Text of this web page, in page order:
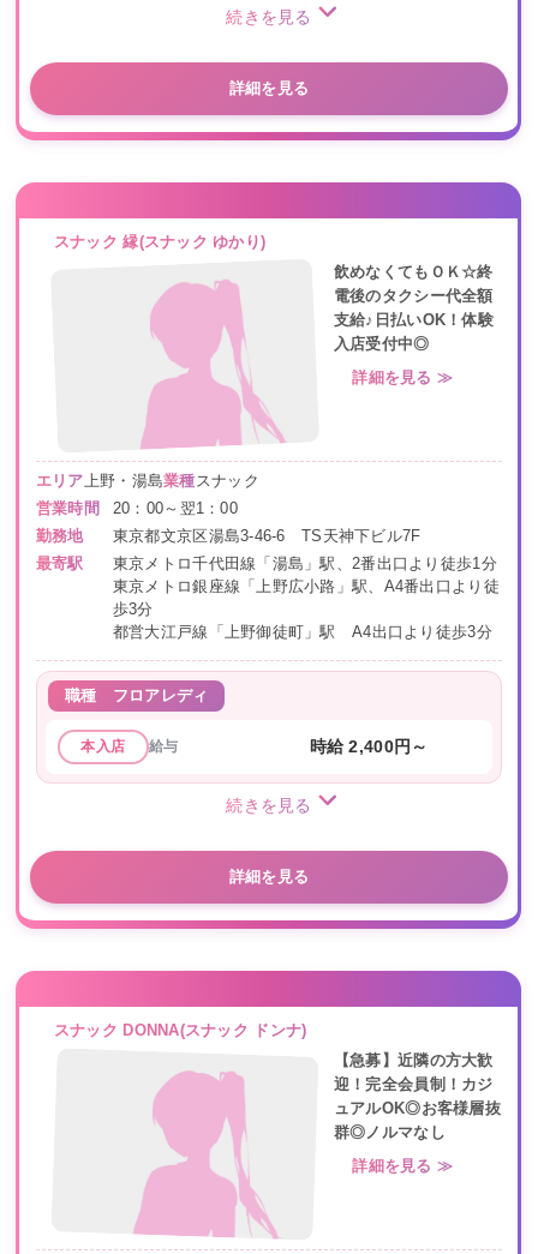
続きを見る
詳細を見る
スナック 縁(スナック ゆかり)
飲めなくてもＯＫ☆終
電後のタクシー代全額
支給♪日払いOK！体験
入店受付中◎
詳細を見る ≫
エリア 上野・湯島業種 スナック
営業時間
20：00～翌1：00
勤務地
東京都文京区湯島3-46-6 TS天神下ビル7F
最寄駅
東京メトロ千代田線「湯島」駅、2番出口より徒歩1分
東京メトロ銀座線「上野広小路」駅、A4番出口より徒
歩3分
都営大江戸線「上野御徒町」駅 A4出口より徒歩3分
職種 フロアレディ
本入店 給与 時給 2,400円～
続きを見る
詳細を見る
スナック DONNA(スナック ドンナ)
【急募】近隣の方大歓
迎！完全会員制！カジ
ュアルOK◎お客様層抜
群◎ノルマなし
詳細を見る ≫